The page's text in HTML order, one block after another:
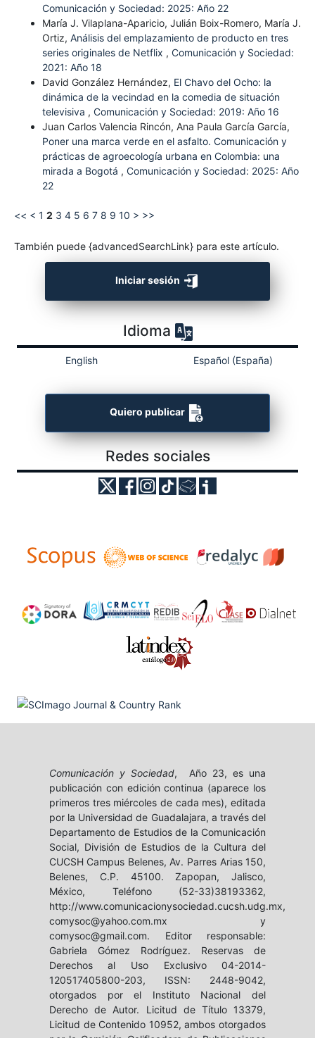
Comunicación y Sociedad: 2025: Año 22
María J. Vilaplana-Aparicio, Julián Boix-Romero, María J.
Ortiz, Análisis del emplazamiento de producto en tres
series originales de Netflix , Comunicación y Sociedad:
2021: Año 18
David González Hernández, El Chavo del Ocho: la
dinámica de la vecindad en la comedia de situación
televisiva , Comunicación y Sociedad: 2019: Año 16
Juan Carlos Valencia Rincón, Ana Paula García García,
Poner una marca verde en el asfalto. Comunicación y
prácticas de agroecología urbana en Colombia: una
mirada a Bogotá , Comunicación y Sociedad: 2025: Año
22
<< < 1 2 3 4 5 6 7 8 9 10 > >>
También puede {advancedSearchLink} para este artículo.
Iniciar sesión
Idioma
English Español (España)
Quiero publicar
Redes sociales
Comunicación y Sociedad, Año 23, es una
publicación con edición continua (aparece los
primeros tres miércoles de cada mes), editada
por la Universidad de Guadalajara, a través del
Departamento de Estudios de la Comunicación
Social, División de Estudios de la Cultura del
CUCSH Campus Belenes, Av. Parres Arias 150,
Belenes, C.P. 45100. Zapopan, Jalisco,
México, Teléfono (52-33)38193362,
http://www.comunicacionysociedad.cucsh.udg.mx,
comysoc@yahoo.com.mx y
comysoc@gmail.com. Editor responsable:
Gabriela Gómez Rodríguez. Reservas de
Derechos al Uso Exclusivo 04-2014-
120517405800-203, ISSN: 2448-9042,
otorgados por el Instituto Nacional del
Derecho de Autor. Licitud de Título 13379,
Licitud de Contenido 10952, ambos otorgados